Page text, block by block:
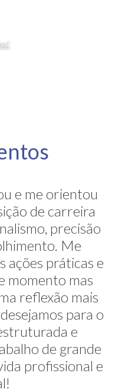
e me orientou
de carreira
precisão
Me
ações práticas e
momento mas
reflexão mais
para o
e
de grande
profissional e
Através de sua
me mostrou
transição de
uma maneira
exerço uma
antes. Meus
Ambiente, Saúde e